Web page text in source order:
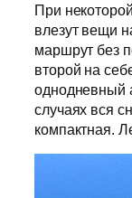
При
влезут вещи
маршрут без
второй на
однодневный
случаях вся
компактная.